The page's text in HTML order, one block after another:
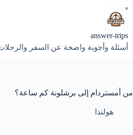
المحتوى
answer-trips
أسئلة وأجوبة واضحة عن السفر
من أمستردام إلى برشلونة كم ساعة؟
هولندا